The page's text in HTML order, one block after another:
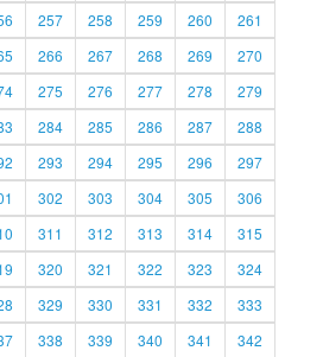
257 258 259 260
261
266 267 268 269
270
275 276 277 278
279
284 285 286 287
288
293 294 295 296
297
302 303 304 305
306
311 312 313 314
315
320 321 322 323
324
329 330 331 332
333
338 339 340 341 342